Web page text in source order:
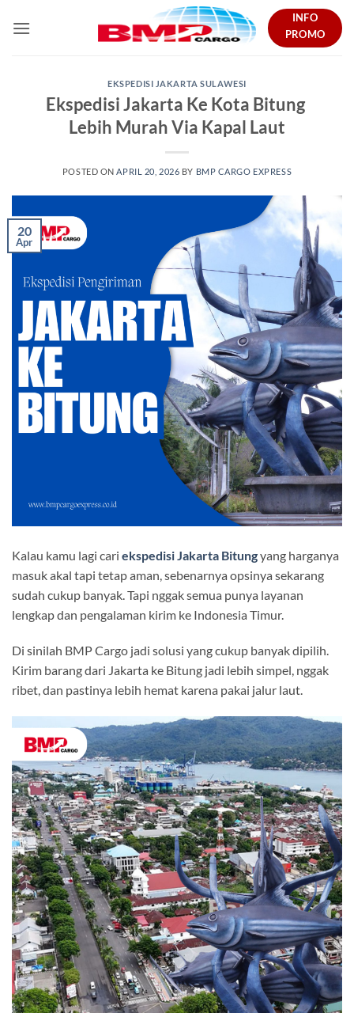
INFO
PROMO
EKSPEDISI JAKARTA SULAWESI
Ekspedisi Jakarta Ke Kota Bitung
Lebih Murah Via Kapal Laut
POSTED ON APRIL 20, 2026 BY BMP CARGO EXPRESS
20
Apr
Kalau kamu lagi cari ekspedisi Jakarta Bitungyang harganya
masuk akal tapi tetap aman, sebenarnya opsinya sekarang
sudah cukup banyak. Tapi nggak semua punya layanan
lengkap dan pengalaman kirim ke Indonesia Timur.
Di sinilah BMP Cargo jadi solusi yang cukup banyak dipilih.
Kirim barang dari Jakarta ke Bitung jadi lebih simpel, nggak
ribet, dan pastinya lebih hemat karena pakai jalur laut.